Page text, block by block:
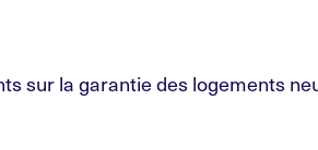
sur la garantie des logements